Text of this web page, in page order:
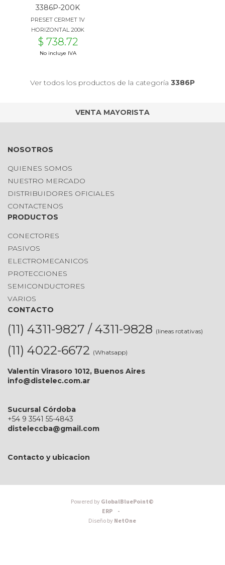
3386P-200K
PRESET CERMET 1V
HORIZONTAL 200K
$ 738.72
No incluye IVA
Ver todos los productos de la categoría 3386P
VENTA MAYORISTA
NOSOTROS
QUIENES SOMOS
NUESTRO MERCADO
DISTRIBUIDORES OFICIALES
CONTACTENOS
PRODUCTOS
CONECTORES
PASIVOS
ELECTROMECANICOS
PROTECCIONES
SEMICONDUCTORES
VARIOS
CONTACTO
(11) 4311-9827 / 4311-9828 (lineas rotativas)
(11) 4022-6672 (Whatsapp)
Valentín Virasoro 1012, Buenos Aires
info@distelec.com.ar
Sucursal Córdoba
+54 9 3541 55-4843
disteleccba@gmail.com
Contacto y ubicacion
Powered byGlobalBluePoint©
ERP -
Diseño byNetOne